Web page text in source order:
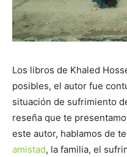
Los libros de Khaled
posibles, el autor fue
situación de sufrimiento
reseña que te
este autor, hablamos de
amistad, la familia, el